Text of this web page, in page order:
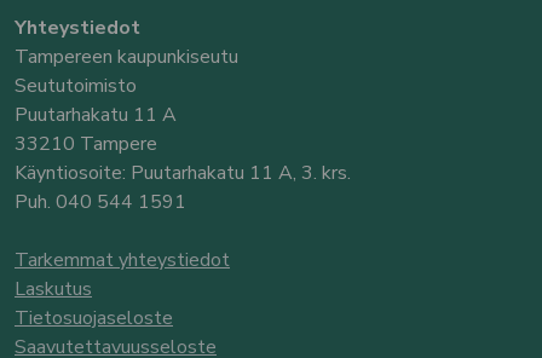
Yhteystiedot
Tampereen kaupunkiseutu
Seututoimisto
Puutarhakatu 11 A
33210 Tampere
Käyntiosoite: Puutarhakatu 11 A, 3. krs.
Puh. 040 544 1591
Tarkemmat yhteystiedot
Laskutus
Tietosuojaseloste
Saavutettavuusseloste